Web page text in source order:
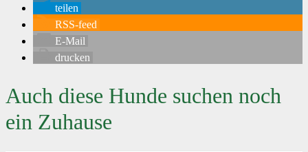
teilen
RSS-feed
E-Mail
drucken
Auch diese Hunde suchen noch
ein Zuhause